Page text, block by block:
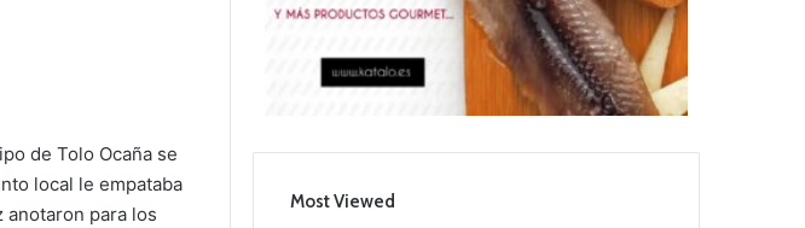
de Tolo Ocaña se
local le empataba
para los
Most Viewed